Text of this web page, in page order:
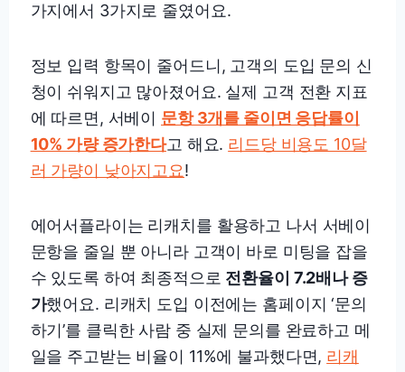
가지에서 3가지로 줄였어요.
정보 입력 항목이 줄어드니, 고객의 도입 문의 신
청이 쉬워지고 많아졌어요. 실제 고객 전환 지표
에 따르면, 서베이 문항 3개를 줄이면 응답률이
10% 가량 증가한다고 해요. 리드당 비용도 10달
러 가량이 낮아지고요!
에어서플라이는 리캐치를 활용하고 나서 서베이
문항을 줄일 뿐 아니라 고객이 바로 미팅을 잡을
수 있도록 하여 최종적으로 전환율이 7.2배나 증
가했어요. 리캐치 도입 이전에는 홈페이지 ‘문의
하기’를 클릭한 사람 중 실제 문의를 완료하고 메
일을 주고받는 비율이 11%에 불과했다면, 리캐